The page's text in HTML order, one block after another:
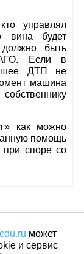
управлял
вина будет
быть
Если в
ДТП не
машина
как можно
помощь
при споре со
может
и сервис